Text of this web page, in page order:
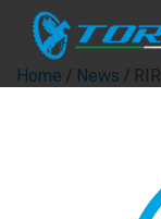
Home / News / RIR